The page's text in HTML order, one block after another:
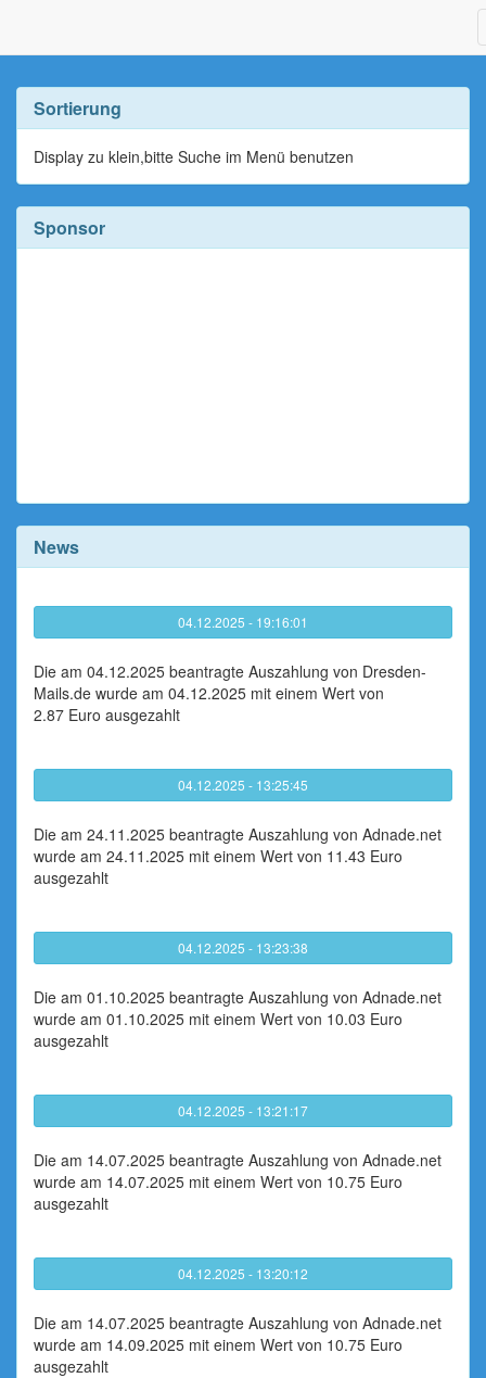
Sortierung
Display zu klein,bitte Suche im Menü benutzen
Sponsor
News
04.12.2025 - 19:16:01
Die am 04.12.2025 beantragte Auszahlung von Dresden-
Mails.de wurde am 04.12.2025 mit einem Wert von
2.87 Euro ausgezahlt
04.12.2025 - 13:25:45
Die am 24.11.2025 beantragte Auszahlung von Adnade.net
wurde am 24.11.2025 mit einem Wert von 11.43 Euro
ausgezahlt
04.12.2025 - 13:23:38
Die am 01.10.2025 beantragte Auszahlung von Adnade.net
wurde am 01.10.2025 mit einem Wert von 10.03 Euro
ausgezahlt
04.12.2025 - 13:21:17
Die am 14.07.2025 beantragte Auszahlung von Adnade.net
wurde am 14.07.2025 mit einem Wert von 10.75 Euro
ausgezahlt
04.12.2025 - 13:20:12
Die am 14.07.2025 beantragte Auszahlung von Adnade.net
wurde am 14.09.2025 mit einem Wert von 10.75 Euro
ausgezahlt